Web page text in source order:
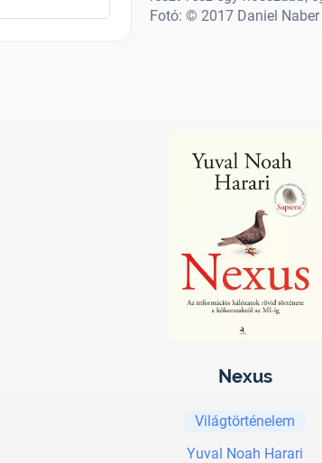
Fotó: © 2017 Daniel Naber
Nexus
Világtörténelem
Yuval Noah Harari